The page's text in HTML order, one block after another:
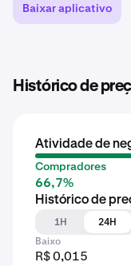
Baixar aplicativo
Histórico de
Atividade de
Compradores
66,7%
Histórico de
1H
24H
Baixo
R$ 0,015